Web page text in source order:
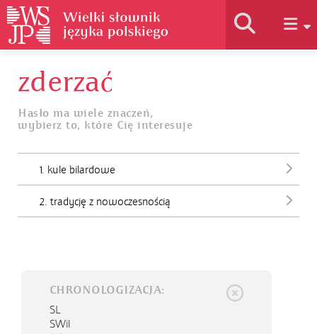
Jak korzystać
Podstawy naukowe
zderzać
Hasło ma wiele znaczeń,
wybierz to, które Cię interesuje
1. kule bilardowe
2. tradycję z nowoczesnością
CHRONOLOGIZACJA:
SL
SWil